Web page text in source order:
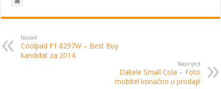
Nazad
Coolpad F1 8297W – Best Buy
kandidat za 2014.
Naprijed
Dakele Small Cola – Foto
mobitel konačno u prodaji!